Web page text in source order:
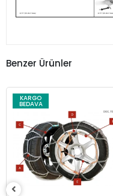
Benzer Ürünler
KARGO
BEDAVA